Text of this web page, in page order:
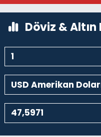
Döviz & Altın